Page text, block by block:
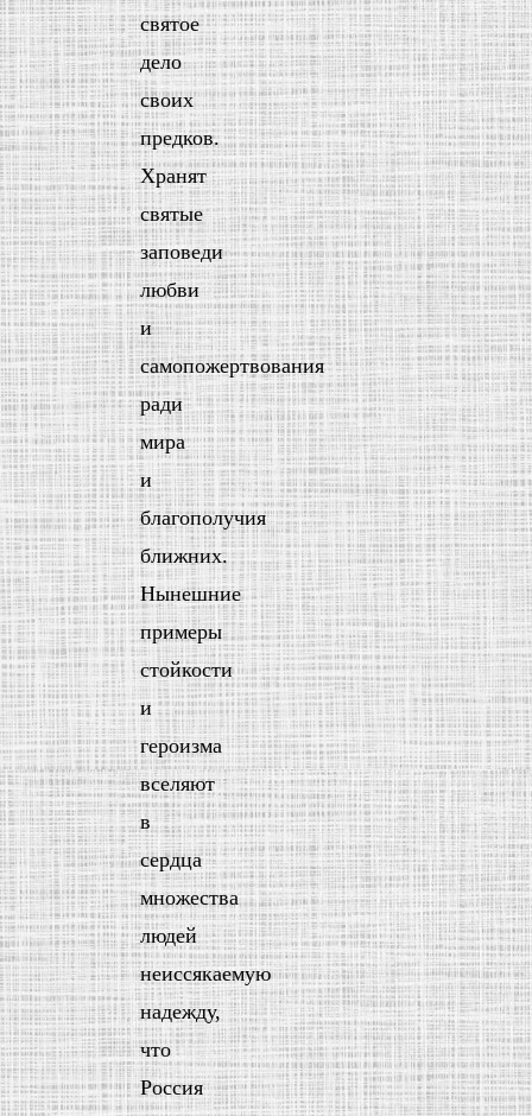
святое
дело
своих
предков.
Хранят
святые
заповеди
любви
и
самопожертвования
ради
мира
и
благополучия
ближних.
Нынешние
примеры
стойкости
и
героизма
вселяют
в
сердца
множества
людей
неиссякаемую
надежду,
что
Россия